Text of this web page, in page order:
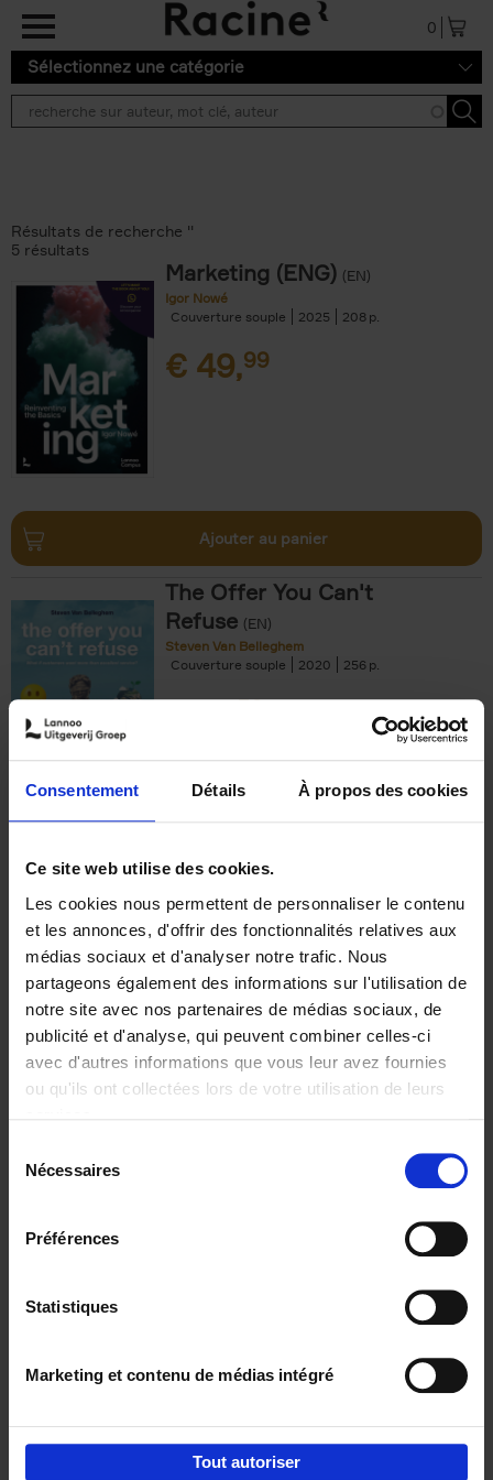
Consentement Détails À propos des cookies
Ce site web utilise des cookies.
Les cookies nous permettent de personnaliser le contenu
et les annonces, d'offrir des fonctionnalités relatives aux
médias sociaux et d'analyser notre trafic. Nous
partageons également des informations sur l'utilisation de
notre site avec nos partenaires de médias sociaux, de
publicité et d'analyse, qui peuvent combiner celles-ci
avec d'autres informations que vous leur avez fournies
ou qu'ils ont collectées lors de votre utilisation de leurs
Nécessaires
Préférences
Statistiques
Marketing et contenu de médias intégré
Tout autoriser
Aller au contenu principal
0
Sélectionnez une catégorie
Résultats de recherche ''
5 résultats
Marketing (ENG) (EN)
Igor Nowé
Couverture souple
2025 208
€ 49,99
Ajouter au panier
The Offer You Can't
Refuse (EN)
Steven Van Belleghem
Couverture souple
2020 256
€37,50
Building Bonds = Building
Business
Jochen Roef Jozefien De Feyter
Carolien Boom
Couverture souple
2025 200
€29,99
Digital marketing like a PRO -
completely revised edition (EN)